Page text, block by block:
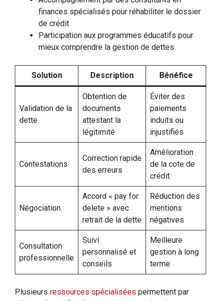
finances spécialisés pour réhabiliter le dossier
de crédit
Participation aux programmes éducatifs pour
mieux comprendre la gestion de dettes
Solution Description Bénéfice
Validation de la
dette
Obtention de
documents
attestant la
légitimité
Éviter des
paiements
induits ou
injustifiés
Contestations
Correction rapide
des erreurs
Amélioration
de la cote de
crédit
Négociation
Accord « pay for
delete » avec
retrait de la dette
Réduction des
mentions
négatives
Consultation
professionnelle
Suivi
personnalisé et
conseils
Meilleure
gestion à long
terme
Plusieurs ressources spécialisées permettent par